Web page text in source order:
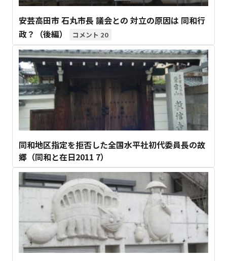
安芸高田市 石丸市長 議会との 対立の原因は 同和行
政？（後編）
20
同和地区指定を拒否した全国水平社初代委員長の故
郷（同和と在日2011 7）